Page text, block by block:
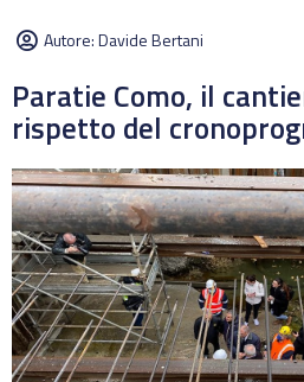
Autore:Davide Bertani
Paratie Como, il
rispetto del